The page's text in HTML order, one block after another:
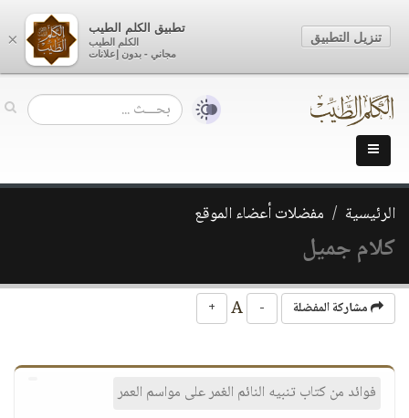
الرئيسية مفضلات أعضاء الموقع
كلام جميل
مشاركة المفضلة -
+
فوائد من كتاب تنبيه النائم الغمر على مواسم العمر
×
تطبيق الكلم الطيب
الكلم الطيب
مجاني - بدون إعلانات
تنزيل التطبيق